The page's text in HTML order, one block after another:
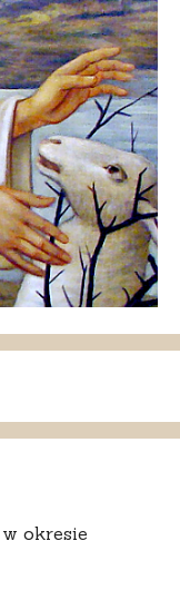
okresie